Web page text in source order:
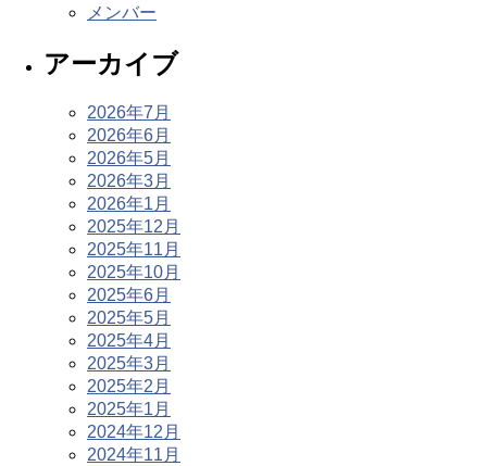
メンバー
アーカイブ
2026年7月
2026年6月
2026年5月
2026年3月
2026年1月
2025年12月
2025年11月
2025年10月
2025年6月
2025年5月
2025年4月
2025年3月
2025年2月
2025年1月
2024年12月
2024年11月